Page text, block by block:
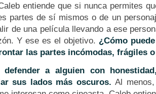
entiende que si nunca permites
partes de sí mismos o de un
de una película llevando a ese
Y ese es el objetivo. ¿Cómo
las partes incómodas, frágiles
defender a alguien con
sus lados más oscuros.Al